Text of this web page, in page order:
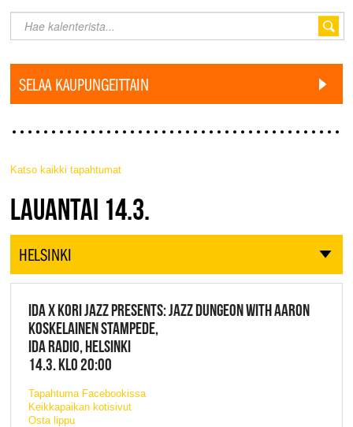
SELAA KAUPUNGEITTAIN
Katso kaikki tapahtumat
JAZZ FINLAND LIVE
LAUANTAI 14.3.
HELSINKI
IDA X KORI JAZZ PRESENTS: JAZZ DUNGEON WITH AARON
KOSKELAINEN STAMPEDE,
IDA RADIO, HELSINKI
14.3. KLO 20:00
Tapahtuma Facebookissa
Keikkapaikan kotisivut
Osta lippu